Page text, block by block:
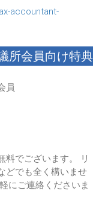
accountant-
所会員向け特典
員
料でございます。 リ
どでも全く構いませ
にご連絡くださいま